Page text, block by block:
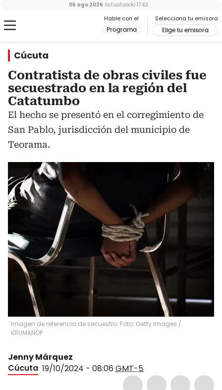
Hable con el
Programa
Selecciona tu emisora
Elige tu emisora
06 ago 2026 Actualizado 17:42
Cúcuta
Contratista de obras civiles fue
secuestrado en la región del
Catatumbo
El hecho se presentó en el corregimiento de
San Pablo, jurisdicción del municipio de
Teorama.
Imagen de referencia de secuestro. Foto: Getty Images /
KRUMANOP
Jenny Márquez
Cúcuta 19/10/2024 - 08:06 GMT-5